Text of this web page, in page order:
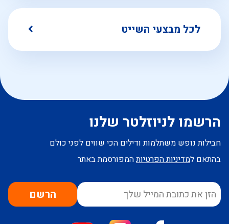
לכל מבצעי השייט
הרשמו לניוזלטר שלנו
חבילות נופש משתלמות ודילים הכי שווים לפני כולם
בהתאם למדיניות הפרטיותהמפורסמת באתר
הרשם